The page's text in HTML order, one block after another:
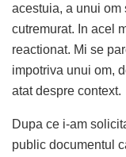
acestuia, a unui om
cutremurat. In acel
reactionat. Mi se
impotriva unui om,
atat despre context.
Dupa ce i-am
public documentul